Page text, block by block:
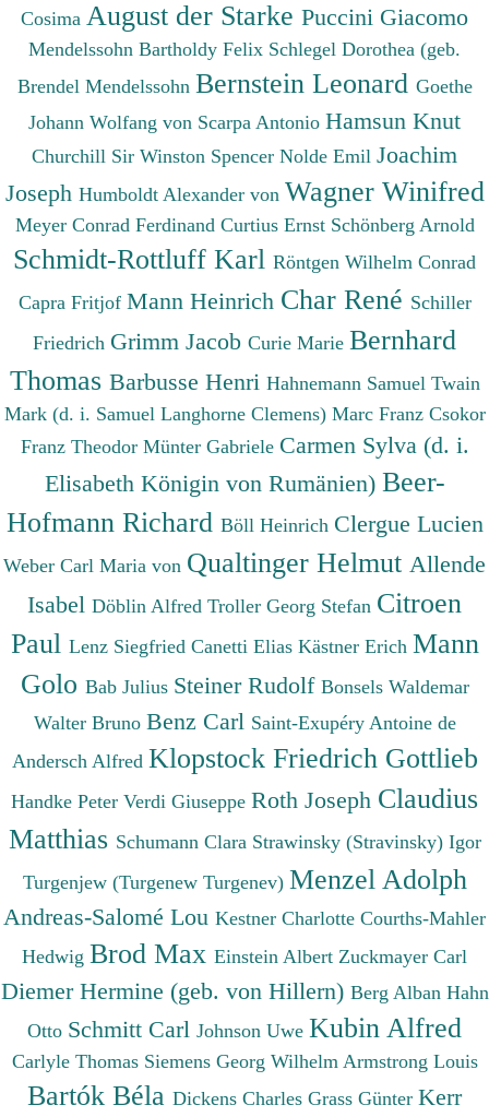
Cosima August der Starke Puccini Giacomo
Mendelssohn Bartholdy Felix Schlegel Dorothea (geb.
Brendel Mendelssohn Bernstein Leonard Goethe
Johann Wolfang von Scarpa Antonio Hamsun Knut
Churchill Sir Winston Spencer Nolde Emil Joachim
Joseph Humboldt Alexander von Wagner Winifred
Meyer Conrad Ferdinand Curtius Ernst Schönberg Arnold
Schmidt-Rottluff Karl Röntgen Wilhelm Conrad
Capra Fritjof Mann Heinrich Char René Schiller
Friedrich Grimm Jacob Curie Marie Bernhard
Thomas Barbusse Henri Hahnemann Samuel Twain
Mark (d. i. Samuel Langhorne Clemens) Marc Franz Csokor
Franz Theodor Münter Gabriele Carmen Sylva (d. i.
Elisabeth Königin von Rumänien) Beer-
Hofmann Richard Böll Heinrich Clergue Lucien
Weber Carl Maria von Qualtinger Helmut Allende
Isabel Döblin Alfred Troller Georg Stefan Citroen
Paul Lenz Siegfried Canetti Elias Kästner Erich Mann
Golo Bab Julius Steiner Rudolf Bonsels Waldemar
Walter Bruno Benz Carl Saint-Exupéry Antoine de
Andersch Alfred Klopstock Friedrich Gottlieb
Handke Peter Verdi Giuseppe Roth Joseph Claudius
Matthias Schumann Clara Strawinsky (Stravinsky) Igor
Turgenjew (Turgenew Turgenev) Menzel Adolph
Andreas-Salomé Lou Kestner Charlotte Courths-Mahler
Hedwig Brod Max Einstein Albert Zuckmayer Carl
Diemer Hermine (geb. von Hillern) Berg Alban Hahn
Otto Schmitt Carl Johnson Uwe Kubin Alfred
Carlyle Thomas Siemens Georg Wilhelm Armstrong Louis
Bartók Béla Dickens Charles Grass Günter Kerr